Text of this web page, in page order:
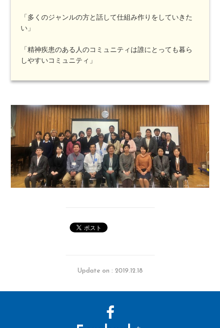
「多くのジャンルの方と話して仕組み作りをしていきた
い」
「精神疾患のある人のコミュニティは誰にとっても暮ら
しやすいコミュニティ」
Update on : 2019.12.18